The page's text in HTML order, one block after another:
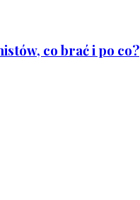
co brać i po co?